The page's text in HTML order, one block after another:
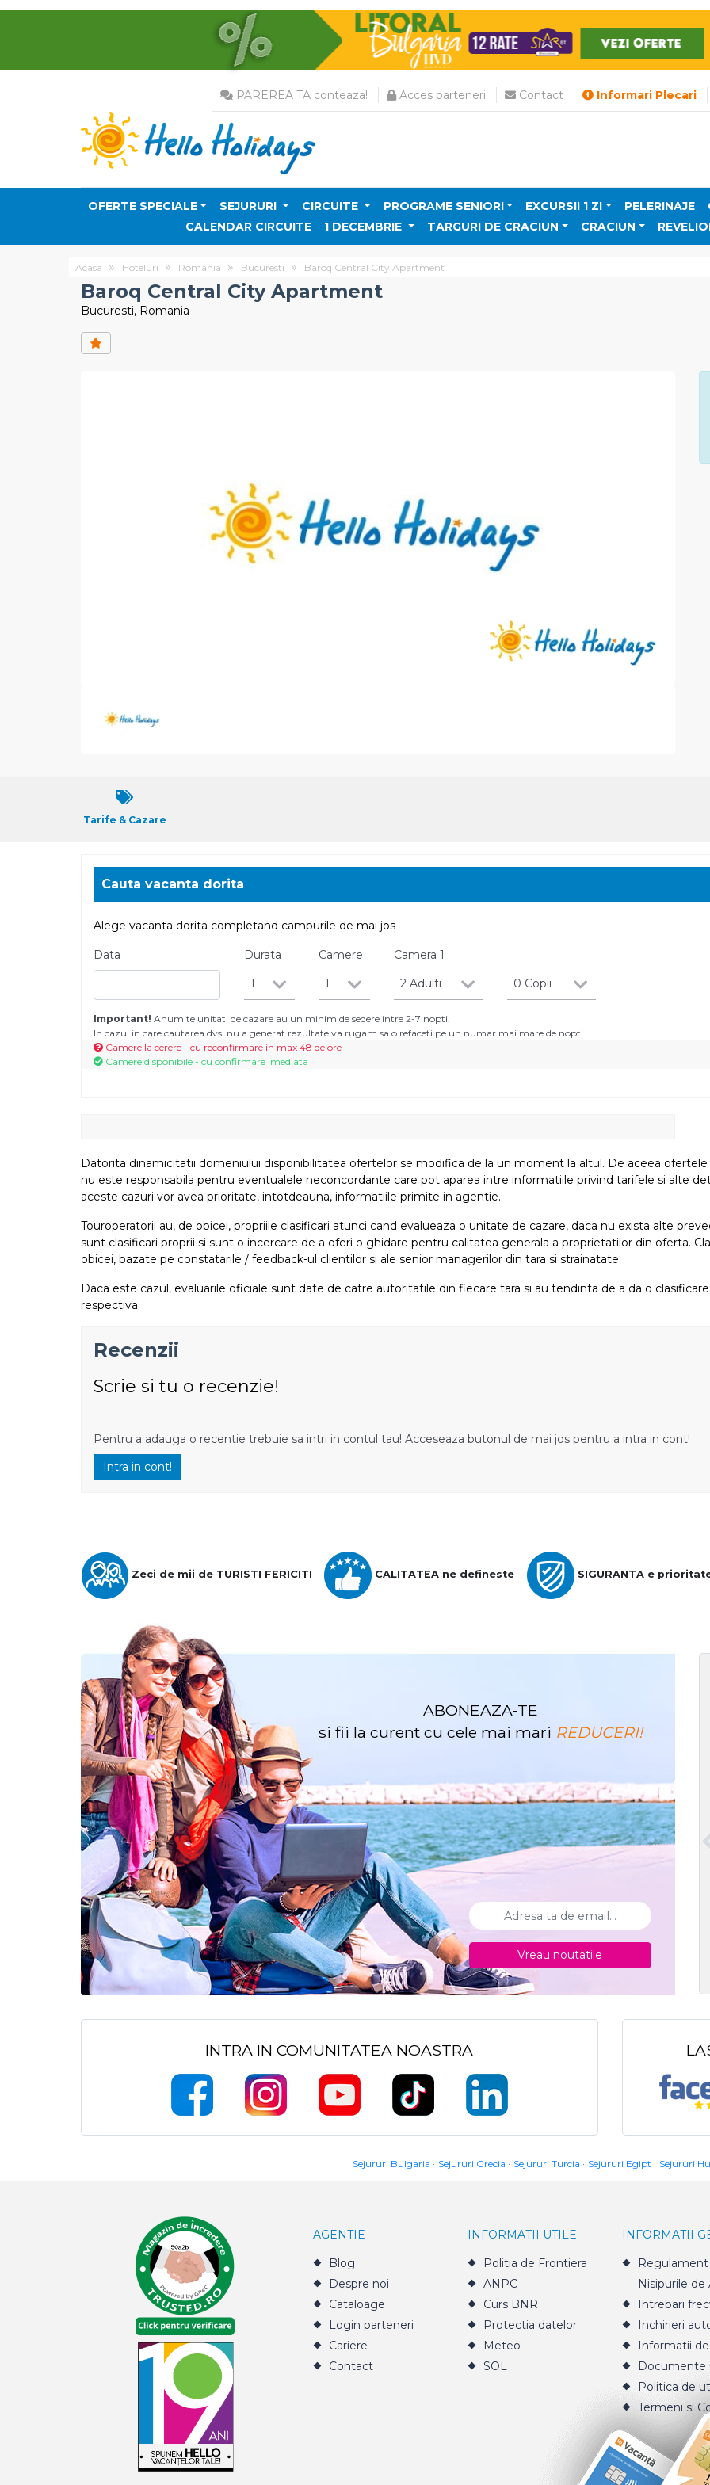
PAREREA TA conteaza! Acces parteneri Contact Informari Plecari
OFERTE SPECIALE SEJURURI CIRCUITE PROGRAME SENIORI EXCURSII 1 ZI PELERINAJE
CALENDAR CIRCUITE
1 DECEMBRIE TARGURI DE CRACIUN CRACIUN
Acasa Hoteluri Romania Bucuresti Baroq Central City Apartment
Baroq Central City Apartment
Bucuresti, Romania
Tarife & Cazare
Cauta vacanta dorita
Alege vacanta dorita completand campurile de mai jos
Data
Durata
1
Camere
1
Camera1
2 Adulti
0 Copii
Important! Anumite unitati de cazare au un minim de sedere intre 2-7 nopti.
In cazul in care cautarea dvs. nu a generat rezultate va rugam sa o refaceti pe un numar mai mare de nopti.
Camere la cerere - cu reconfirmare in max 48 de ore
Camere disponibile - cu confirmare imediata
Datorita dinamicitatii domeniului disponibilitatea ofertelor se modifica de la un moment la altul. De aceea
nu este responsabila pentru eventualele neconcordante care pot aparea intre informatiile privind tarifele si alte
aceste cazuri vor avea prioritate, intotdeauna, informatiile primite in agentie.
Touroperatorii au, de obicei, propriile clasificari atunci cand evalueaza o unitate de cazare, daca nu exista alte
sunt clasificari proprii si sunt o incercare de a oferi o ghidare pentru calitatea generala a proprietatilor din oferta.
obicei, bazate pe constatarile / feedback-ul clientilor si ale senior managerilor din tara si strainatate.
Daca este cazul, evaluarile oficiale sunt date de catre autoritatile din fiecare tara si au tendinta de a da o
respectiva.
Recenzii
Scrie si tu o recenzie!
Pentru a adauga o recentie trebuie sa intri in contul tau! Acceseaza butonul de mai jos pentru a intra in cont!
Intra in cont!
Zeci de mii de TURISTI FERICITI CALITATEA ne defineste SIGURANTA e
ABONEAZA-TE
si fii la curent cu cele mai mari REDUCERI!
Vreau noutatile
INTRA IN COMUNITATEA NOASTRA
Sejururi Bulgaria Sejururi Grecia Sejururi Turcia Sejururi Egipt Sejururi
AGENTIE
Blog
Despre noi
Cataloage
Login parteneri
Cariere
Contact
INFORMATII UTILE
Politia de Frontiera
ANPC
Curs BNR
Protectia datelor
Meteo
SOL
INFORMATII
Regulament
Nisipurile de
Intrebari
Inchirieri
Informatii
Documente
Politica de
Termeni si